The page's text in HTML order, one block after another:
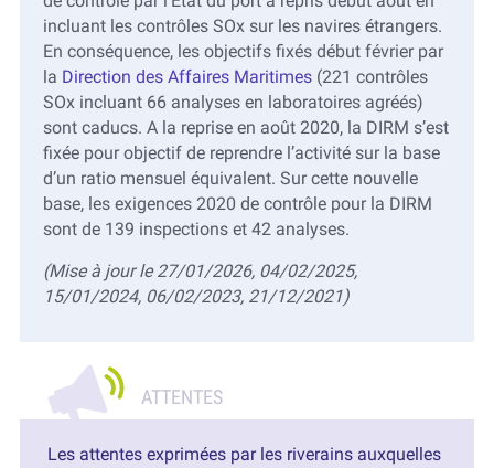
incluant les contrôles SOx sur les navires étrangers.
En conséquence, les objectifs fixés début février par
la Direction des Affaires Maritimes(221 contrôles
SOx incluant 66 analyses en laboratoires agréés)
sont caducs. A la reprise en août 2020, la DIRM s’est
fixée pour objectif de reprendre l’activité sur la base
d’un ratio mensuel équivalent. Sur cette nouvelle
base, les exigences 2020 de contrôle pour la DIRM
sont de 139 inspections et 42 analyses.
(Mise à jour le 27/01/2026, 04/02/2025,
15/01/2024, 06/02/2023, 21/12/2021)
Les attentes exprimées par les riverains auxquelles